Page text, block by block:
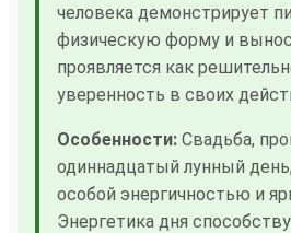
человека демонстрирует
физическую форму и
проявляется как
уверенность в своих
Особенности: Свадьба,
одиннадцатый лунный
особой энергичностью и
Энергетика дня